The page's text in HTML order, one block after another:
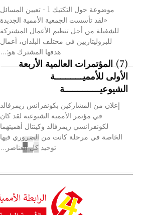
موضوعة حول التكتيك 1 - تعيين المسائل
«لقد تأسست الجمعية الأممية الجديدة
للشغيلة من أجل تنظيم الأعمال المشتركة
للبروليتاريين في مختلف البلدان، أعمال
هدفها المشترك هو:...
(7) المؤتمرات العالمية الأربعة
الأولى للأمميـــــــــــة
الشيوعيــــــــــــــة
إعلان من المشاركين بكونفرانس زيمرفالد
في مؤتمر الأممية الشيوعية لقد كان
لكونفرانسي زيمرفالد وكينتال أهميتهما
الخاصة في مرحلة كانت من الضروري فيها
توحيد كل العناصر...